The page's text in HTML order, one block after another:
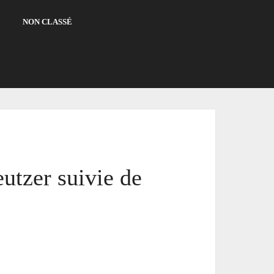
NON CLASSÉ
suivie de